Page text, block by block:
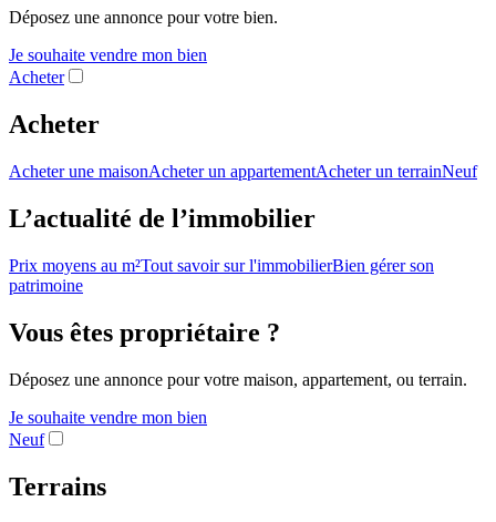
Déposez une annonce pour votre bien.
Je souhaite vendre mon bien
Acheter
Acheter
Acheter une maisonAcheter un appartementAcheter un terrainNeuf
L’actualité de l’immobilier
Prix moyens au m²Tout savoir sur l'immobilierBien gérer son
patrimoine
Vous êtes propriétaire ?
Déposez une annonce pour votre maison, appartement, ou terrain.
Je souhaite vendre mon bien
Neuf
Terrains